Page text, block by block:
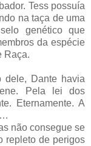
Tess possuía
na taça de uma
genético que
da espécie
Raça.
dele, Dante havia
Pela lei dos
Eternamente. A
não consegue se
repleto de perigos